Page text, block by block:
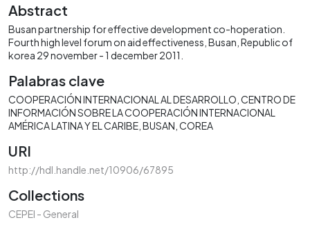
Abstract
Busan partnership for effective development co-hoperation.
Fourth high level forum on aid effectiveness, Busan, Republic of
korea 29 november - 1 december 2011.
Palabras clave
COOPERACIÓN INTERNACIONAL AL DESARROLLO CENTRO DE
INFORMACIÓN SOBRE LA COOPERACIÓN INTERNACIONAL
AMÉRICA LATINA Y EL CARIBE BUSAN COREA
URI
http://hdl.handle.net/10906/67895
Collections
CEPEI - General